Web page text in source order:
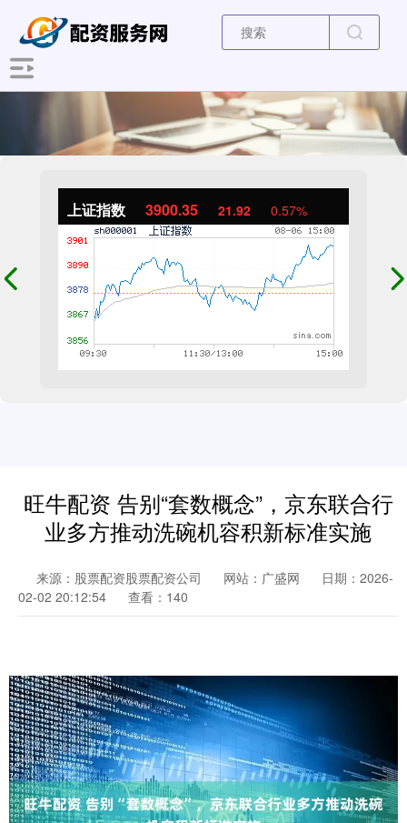
上证指数 3900.35 21.92 0.57%
旺牛配资 告别“套数概念”，京东联合行
业多方推动洗碗机容积新标准实施
来源：股票配资股票配资公司 网站：广盛网
日期：2026-
02-02 20:12:54
查看：140